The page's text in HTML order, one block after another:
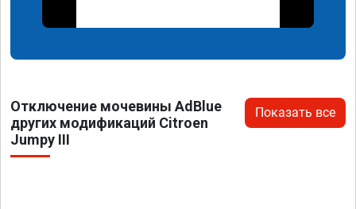
Отключение мочевины AdBlue
других модификаций Citroen
Jumpy III
Показать все